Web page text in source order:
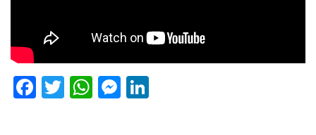
Facebook
Twitter
WhatsApp
Messenger